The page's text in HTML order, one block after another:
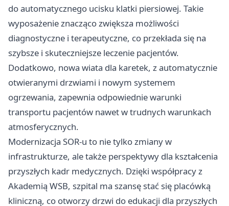
do automatycznego ucisku klatki piersiowej. Takie
wyposażenie znacząco zwiększa możliwości
diagnostyczne i terapeutyczne, co przekłada się na
szybsze i skuteczniejsze leczenie pacjentów.
Dodatkowo, nowa wiata dla karetek, z automatycznie
otwieranymi drzwiami i nowym systemem
ogrzewania, zapewnia odpowiednie warunki
transportu pacjentów nawet w trudnych warunkach
atmosferycznych.
Modernizacja SOR-u to nie tylko zmiany w
infrastrukturze, ale także perspektywy dla kształcenia
przyszłych kadr medycznych. Dzięki współpracy z
Akademią WSB, szpital ma szansę stać się placówką
kliniczną, co otworzy drzwi do edukacji dla przyszłych